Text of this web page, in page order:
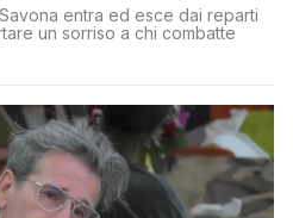
entra ed esce dai reparti
un sorriso a chi combatte